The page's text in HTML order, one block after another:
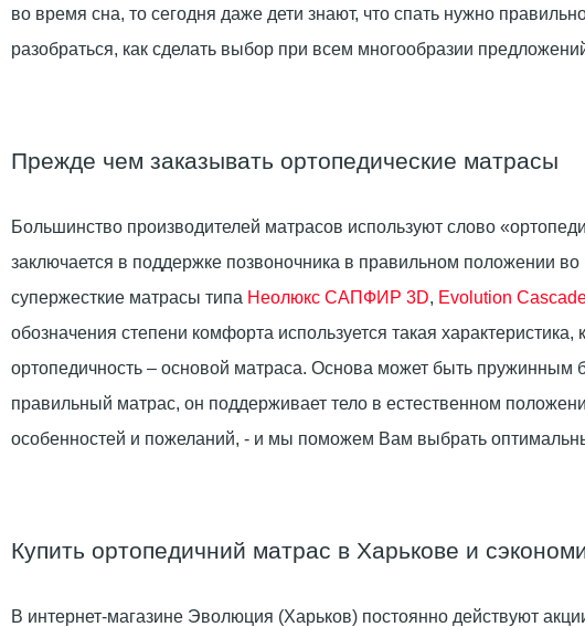
во время сна, то сегодня даже дети знают, что спать нужно
разобраться, как сделать выбор при всем многообразии
Прежде чем заказывать ортопедические матрасы
Большинство производителей матрасов используют слово
заключается в поддержке позвоночника в правильном положении
супержесткие матрасы типа Неолюкс САПФИР 3D, Evolution
обозначения степени комфорта используется такая
ортопедичность – основой матраса. Основа может быть пружинным
правильный матрас, он поддерживает тело в естественном
особенностей и пожеланий, - и мы поможем Вам выбрать
Купить ортопедичний матрас в Харькове и
В интернет-магазине Эволюция (Харьков) постоянно действуют